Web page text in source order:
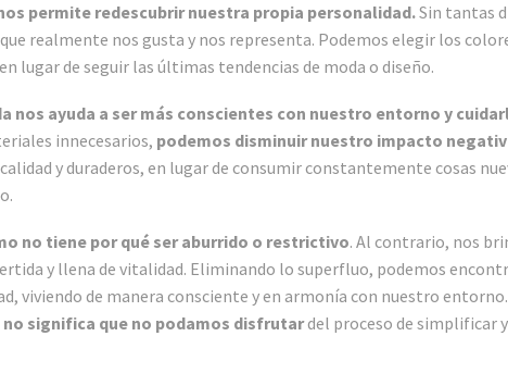
permite redescubrir nuestra propia personalidad.Sin tantas
realmente nos gusta y nos representa. Podemos elegir los
lugar de seguir las últimas tendencias de moda o diseño.
nos ayuda a ser más conscientes con nuestro entorno y
innecesarios, podemos disminuir nuestro impacto
y duraderos, en lugar de consumir constantemente cosas
no tiene por qué ser aburrido o restrictivo. Al contrario, nos
y llena de vitalidad. Eliminando lo superfluo, podemos
viviendo de manera consciente y en armonía con nuestro
significa que no podamos disfrutardel proceso de simplificar